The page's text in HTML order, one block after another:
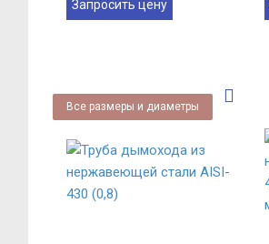
Запросить цену
Все размеры и диаметры